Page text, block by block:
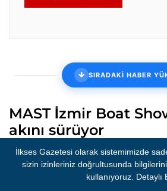
SIRADAKİ HABER
MAST İzmir Boat
akını sürüyor
İzmir Büyükşehir Belediyesi’nin ev
MAST İzmir Boat Show, deniz
profesyonellerini buluşturuyor
İlkses Gazetesi olarak sistemimizde
sizin izinleriniz doğrultusunda
kullanıyoruz. Detaylı